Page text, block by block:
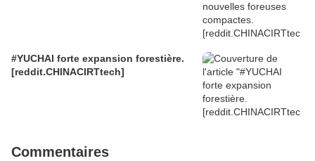
#YUCHAI forte expansion forestière.
[reddit.CHINACIRTtech]
Commentaires